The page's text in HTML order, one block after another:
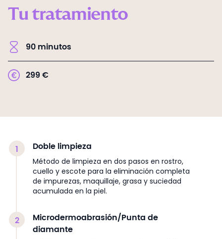
Tu tratamiento
90 minutos
299 €
1 Doble limpieza
Método de limpieza en dos pasos en rostro,
cuello y escote para la eliminación completa
de impurezas, maquillaje, grasa y suciedad
acumulada en la piel.
2
Microdermoabrasión/Punta de
diamante